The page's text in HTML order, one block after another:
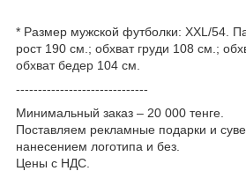
* Размер мужской футболки: XXL/54.
рост 190 см.; обхват груди 108 см.;
обхват бедер 104 см.
------------------------------
Минимальный заказ – 20 000 тенге.
Поставляем рекламные подарки и
нанесением логотипа и без.
Цены с НДС.